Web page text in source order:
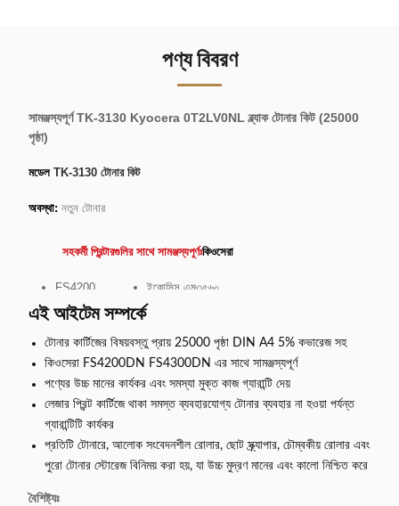
পণ্য বিবরণ
সামঞ্জস্যপূর্ণ TK-3130 Kyocera 0T2LV0NL ব্ল্যাক টোনার কিট (25000
পৃষ্ঠা)
মডেল TK-3130 টোনার কিট
অবস্থা: নতুন টোনার
সহকর্মী প্রিন্টারগুলির সাথে সামঞ্জস্যপূর্ণঃকিওসেরা
FS4200
FS4300
FS4200DN
ইকোসিস এম৩৫৬০
ইকোসিস এম৩৫৬০আইডিএন
Ecosys M3550
এই আইটেম সম্পর্কে
টোনার কার্টিজের বিষয়বস্তু প্রায় 25000 পৃষ্ঠা DIN A4 5% কভারেজ সহ
কিওসেরা FS4200DN FS4300DN এর সাথে সামঞ্জস্যপূর্ণ
পণ্যের উচ্চ মানের কার্যকর এবং সমস্যা মুক্ত কাজ গ্যারান্টি দেয়
লেজার প্রিন্ট কার্টিজে থাকা সমস্ত ব্যবহারযোগ্য টোনার ব্যবহার না হওয়া পর্যন্ত
গ্যারান্টিটি কার্যকর
প্রতিটি টোনারে, আলোক সংবেদনশীল রোলার, ছোট স্ক্র্যাপার, চৌম্বকীয় রোলার এবং
পুরো টোনার স্টোরেজ বিনিময় করা হয়, যা উচ্চ মুদ্রণ মানের এবং কালো নিশ্চিত করে
বৈশিষ্ট্যঃ